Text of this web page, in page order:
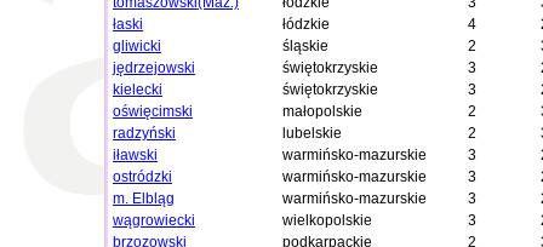
łaski
łódzkie 4
gliwicki
śląskie 2
jędrzejowski
świętokrzyskie 3
kielecki
świętokrzyskie 3
oświęcimski
małopolskie 2
radzyński
lubelskie 2
iławski
warmińsko-mazurskie 3
ostródzki
warmińsko-mazurskie 3
m. Elbląg
warmińsko-mazurskie 3
wągrowiecki
wielkopolskie 3
brzozowski
podkarpackie 2